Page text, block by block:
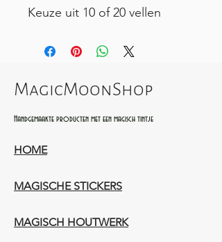
Keuze uit 10 of 20 vellen
MagicMoonShop
Handgemaakte producten met een magisch tintje
HOME
MAGISCHE STICKERS
MAGISCH HOUTWERK